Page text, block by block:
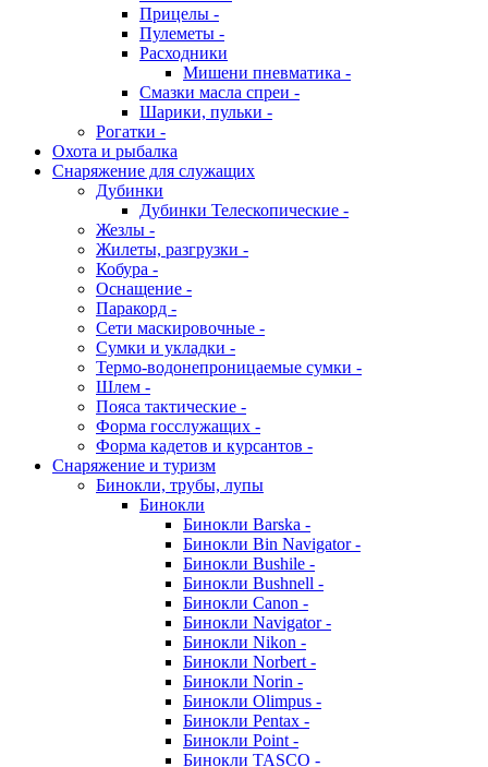
Прицелы -
Пулеметы -
Расходники
Мишени пневматика -
Смазки масла спреи -
Шарики, пульки -
Рогатки -
Охота и рыбалка
Снаряжение для служащих
Дубинки
Дубинки Телескопические -
Жезлы -
Жилеты, разгрузки -
Кобура -
Оснащение -
Паракорд -
Сети маскировочные -
Сумки и укладки -
Термо-водонепроницаемые сумки -
Шлем -
Пояса тактические -
Форма госслужащих -
Форма кадетов и курсантов -
Снаряжение и туризм
Бинокли, трубы, лупы
Бинокли
Бинокли Barska -
Бинокли Bin Navigator -
Бинокли Bushile -
Бинокли Bushnell -
Бинокли Canon -
Бинокли Navigator -
Бинокли Nikon -
Бинокли Norbert -
Бинокли Norin -
Бинокли Olimpus -
Бинокли Pentax -
Бинокли Point -
Бинокли TASCO -